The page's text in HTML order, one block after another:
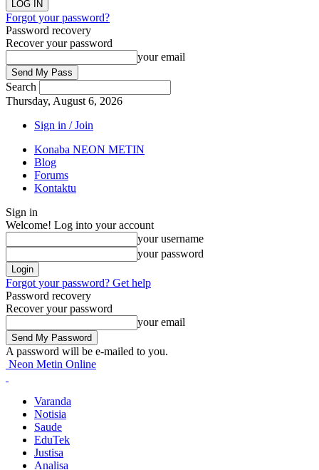
Forgot your password?
Password recovery
Recover your password
your email
Search
Thursday, August 6, 2026
Sign in / Join
Konaba NEON METIN
Blog
Forums
Kontaktu
Sign in
Welcome! Log into your account
your username
your password
Forgot your password? Get help
Password recovery
Recover your password
your email
A password will be e-mailed to you.
Neon Metin Online
Varanda
Notisia
Saude
EduTek
Justisa
Analisa